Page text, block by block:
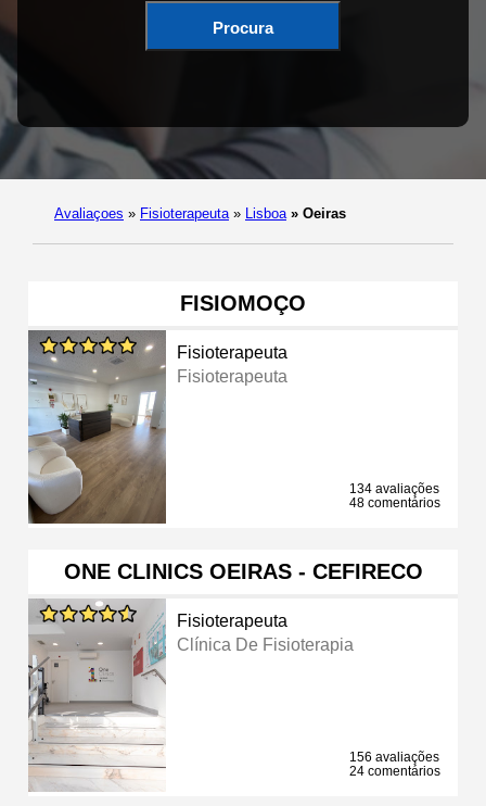
Procura
Avaliaçoes » Fisioterapeuta » Lisboa » Oeiras
FISIOMOÇO
Fisioterapeuta
Fisioterapeuta
134 avaliações
48 comentários
ONE CLINICS OEIRAS - CEFIRECO
Fisioterapeuta
Clínica De Fisioterapia
156 avaliações
24 comentários